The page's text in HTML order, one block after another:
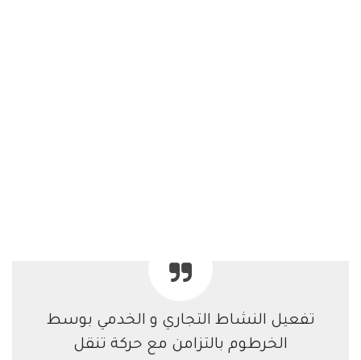
تفعيل النشاط التجاري و الخدمي بوسط
الخرطوم بالتزامن مع حركة تنقل